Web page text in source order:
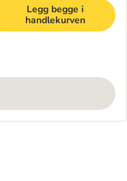
Legg begge i
handlekurven